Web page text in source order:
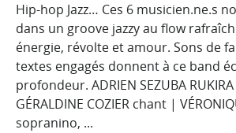
Hip-hop Jazz… Ces 6 musicien.ne.s
dans un groove jazzy au flow
énergie, révolte et amour. Sons de
textes engagés donnent à ce band
profondeur. ADRIEN SEZUBA
GÉRALDINE COZIER chant |
sopranino, ...